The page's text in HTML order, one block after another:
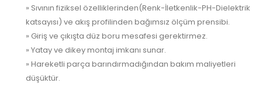
» Sıvının fiziksel özelliklerinden(Renk-İletkenlik-PH-Dielektrik
katsayısı) ve akış profilinden bağımsız ölçüm prensibi.
» Giriş ve çıkışta düz boru mesafesi gerektirmez.
» Yatay ve dikey montaj imkanı sunar.
» Hareketli parça barındırmadığından bakım maliyetleri
düşüktür.